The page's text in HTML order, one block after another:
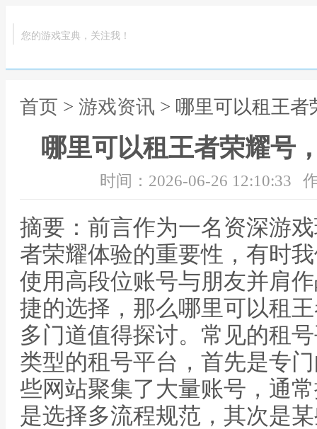
您的游戏宝典，关注我！
首页 > 游戏资讯 > 哪里可以租王
哪里可以租王者荣耀号
时间：2026-06-26 12:10:33
摘要：前言作为一名资深游
者荣耀体验的重要性，有时
使用高段位账号与朋友并肩
捷的选择，那么哪里可以租
多门道值得探讨。常见的租
类型的租号平台，首先是专
些网站聚集了大量账号，通
是选择多流程规范，其次是